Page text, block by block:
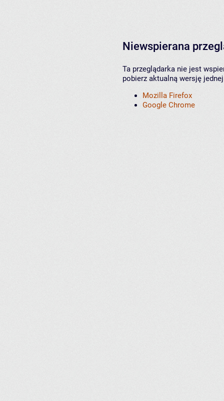
Niewspierana
Ta przeglądarka nie jest
pobierz aktualną wersję
Mozilla Firefox
Google Chrome